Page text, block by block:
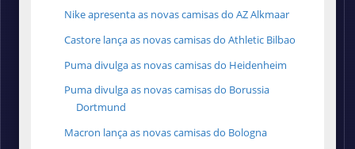
Nike apresenta as novas camisas do AZ Alkmaar
Castore lança as novas camisas do Athletic Bilbao
Puma divulga as novas camisas do Heidenheim
Puma divulga as novas camisas do Borussia
Dortmund
Macron lança as novas camisas do Bologna